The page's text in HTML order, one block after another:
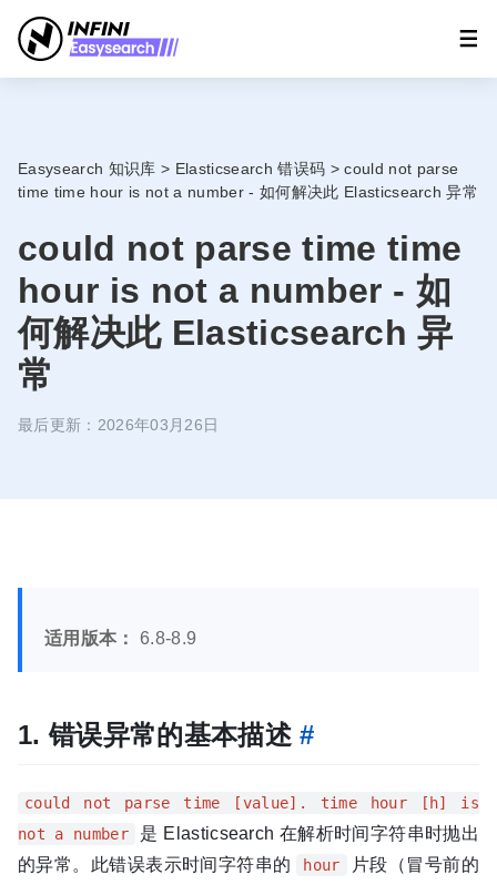
Easysearch 知识库 > Elasticsearch 错误码 > could not parse
time time hour is not a number - 如何解决此 Elasticsearch 异常
could not parse time time
hour is not a number - 如
何解决此 Elasticsearch 异
常
最后更新：2026年03月26日
适用版本： 6.8-8.9
1. 错误异常的基本描述#
could not parse time [value]. time hour [h] is
not a number
是 Elasticsearch 在解析时间字符串时抛出
的异常。此错误表示时间字符串的
hour
片段（冒号前的